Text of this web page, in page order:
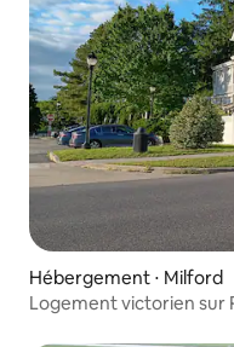
Hébergement ⋅ Milford
Logement victorien sur